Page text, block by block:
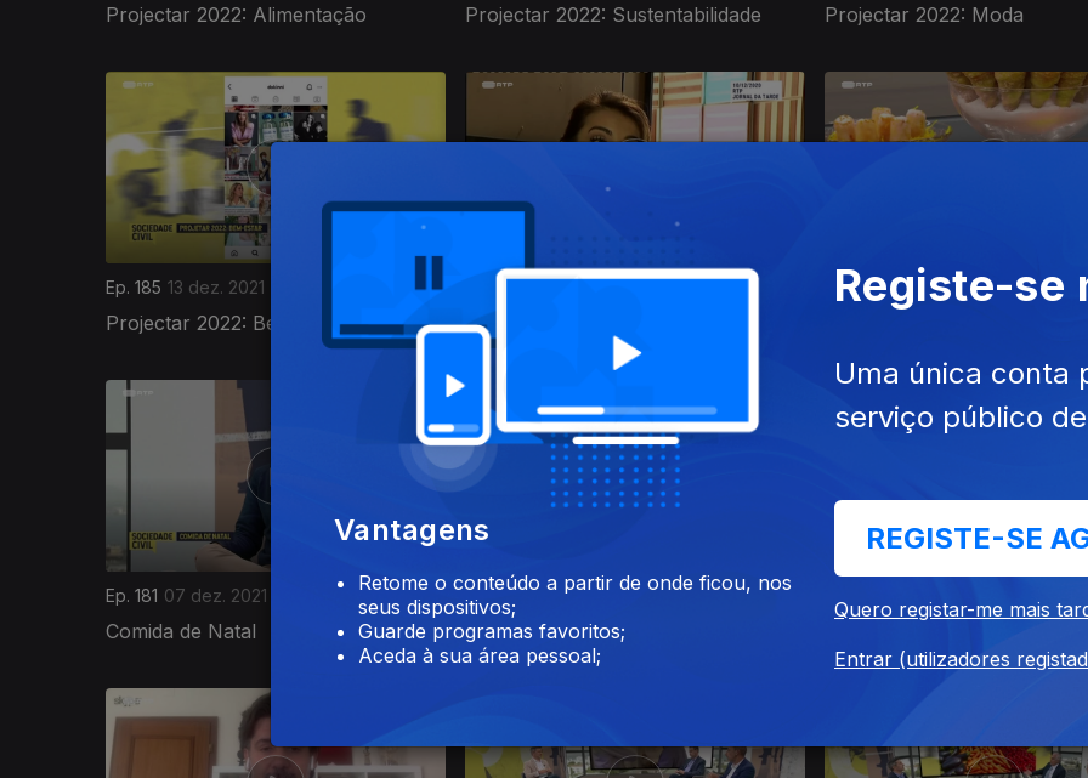
Projectar 2022: Alimentação Projectar 2022: Sustentabilidade Projectar 2022: Moda
Ep. 185 13 dez. 2021
Projectar 2022: Bem-Estar Memórias de Natal
Ep. 183 09 dez. 2021
Ep. 181 07 dez. 2021
Comida de Natal
Ep. 180 06 dez. 2021
Antecipar o Natal
583124
Vantagens
Retome o conteúdo a partir de onde ficou, nos
seus dispositivos;
Guarde programas favoritos;
Aceda à sua área pessoal;
Registe-se
Uma única conta
serviço público
REGISTE-SE
Quero registar-me mais
Entrar (utilizadores